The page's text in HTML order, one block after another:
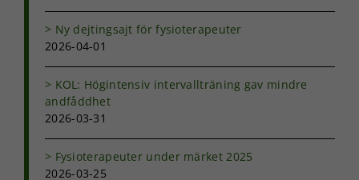
Ny dejtingsajt för fysioterapeuter
2026-04-01
KOL: Högintensiv intervallträning gav mindre
andfåddhet
2026-03-31
Fysioterapeuter under märket 2025
2026-03-25